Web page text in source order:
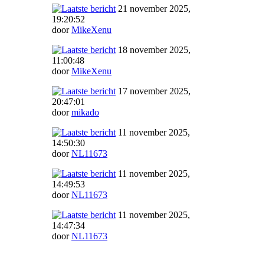
21 november 2025,
19:20:52
doorMikeXenu
18 november 2025,
11:00:48
doorMikeXenu
17 november 2025,
20:47:01
doormikado
11 november 2025,
14:50:30
doorNL11673
11 november 2025,
14:49:53
doorNL11673
11 november 2025,
14:47:34
doorNL11673